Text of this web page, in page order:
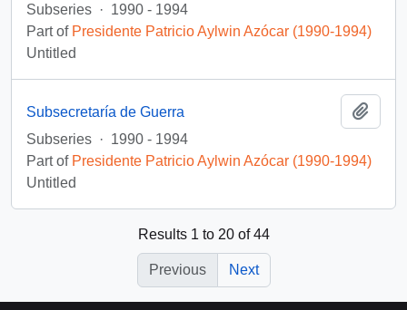
Subseries · 1990 - 1994
Part of Presidente Patricio Aylwin Azócar (1990-1994)
Untitled
Subsecretaría de Guerra
Subseries · 1990 - 1994
Part of Presidente Patricio Aylwin Azócar (1990-1994)
Untitled
Results 1 to 20 of 44
Previous Next